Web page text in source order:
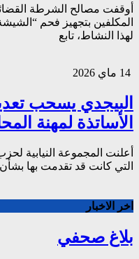
أوقفت مصالح الشرطة
المكلفين بتجهيز فحم
لهذا النشاط، تابع
البيجدي يسحب
الأساتذة لمهنة
أعلنت المجموعة النيابية
التي كانت قد تقدمت بها بشأن مشروع
اخر الاخبار
بلاغ صحفي